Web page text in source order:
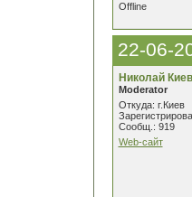
Offline
22-06-
Николай Киев
Moderator
Откуда: г.Киев
Сообщ.: 919
Web-сайт